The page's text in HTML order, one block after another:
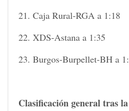
21. Caja Rural-RGA a 1:18
22. XDS-Astana a 1:35
23. Burgos-Burpellet-BH a
Clasificación general tras la